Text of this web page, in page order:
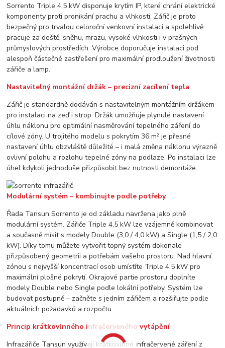
Sorrento Triple 4,5 kW disponuje krytím IP, které chrání elektrické
komponenty proti pronikání prachu a vlhkosti. Zářič je proto
bezpečný pro trvalou celoroční venkovní instalaci a spolehlivě
pracuje za deště, sněhu, mrazu, vysoké vlhkosti i v prašných
průmyslových prostředích. Výrobce doporučuje instalaci pod
alespoň částečné zastřešení pro maximální prodloužení životnosti
zářiče a lamp.
Nastavitelný montážní držák – precizní zacílení tepla
Zářič je standardně dodáván s nastavitelným montážním držákem
pro instalaci na zeď i strop. Držák umožňuje plynulé nastavení
úhlu náklonu pro optimální nasměrování tepelného záření do
cílové zóny. U trojitého modelu s pokrytím 36 m² je přesné
nastavení úhlu obzvláště důležité – i malá změna náklonu výrazně
ovlivní polohu a rozlohu tepelné zóny na podlaze. Po instalaci lze
úhel kdykoli jednoduše přizpůsobit bez nutnosti demontáže.
Modulární systém – kombinujte podle potřeby
Řada Tansun Sorrento je od základu navržena jako plně
modulární systém. Zářiče Triple 4,5 kW lze vzájemně kombinovat
a současně mísit s modely Double (3,0 / 4,0 kW) a Single (1,5 / 2,0
kW). Díky tomu můžete vytvořit topný systém dokonale
přizpůsobený geometrii a potřebám vašeho prostoru. Nad hlavní
zónou s nejvyšší koncentrací osob umístíte Triple 4,5 kW pro
maximální plošné pokrytí. Okrajové partie prostoru doplníte
modely Double nebo Single podle lokální potřeby. Systém lze
budovat postupně – začněte s jedním zářičem a rozšiřujte podle
aktuálních požadavků a rozpočtu.
Princip krátkovlnného infračerveného vytápění
Infrazářiče Tansun využívají krátkovlnné infračervené záření z